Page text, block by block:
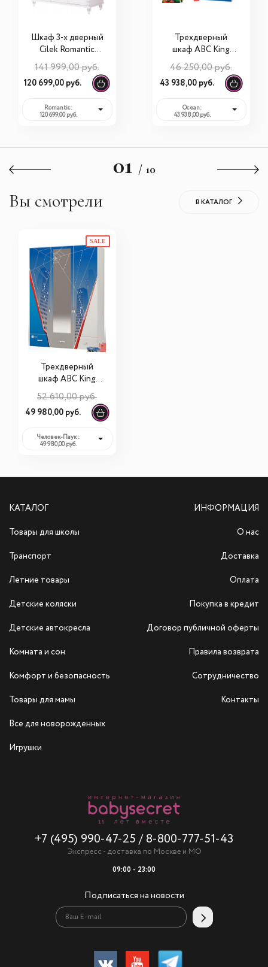
Шкаф 3-х дверный
Cilek Romantic
20.21.1002.03
141 999,00 руб.
120 699,00 руб.
Romantic:
120 699,00 руб.
Трехдверный
шкаф ABC King
Ocean
46 250,00 руб.
43 938,00 руб.
Ocean:
43 938,00 руб.
01 / 10
Вы смотрели В КАТАЛОГ
SALE
Трехдверный
шкаф ABC King
Человек-Паук с
зеркалом
52 610,00 руб.
49 980,00 руб.
Человек-Паук :
49 980,00 руб.
КАТАЛОГ
Товары для школы
Транспорт
Летние товары
Детские коляски
Детские автокресла
Комната и сон
Комфорт и безопасность
Товары для мамы
Все для новорожденных
Игрушки
+7 (495) 990-47-25 / 8-800-777-51-43
Экспресс - доставка по Москве и МО
09:00 - 23:00
Подписаться на новости
ИНФОРМАЦИЯ
О нас
Доставка
Оплата
Покупка в кредит
Договор публичной оферты
Правила возврата
Сотрудничество
Контакты